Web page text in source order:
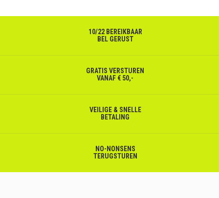
10/22 BEREIKBAAR
BEL GERUST
GRATIS VERSTUREN
VANAF € 50,-
VEILIGE & SNELLE
BETALING
NO-NONSENS
TERUGSTUREN